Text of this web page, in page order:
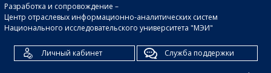
Разработка и сопровождение –
Центр отраслевых информационно-аналитических систем
Национального исследовательского университета "МЭИ"
Личный кабинет Служба поддержки